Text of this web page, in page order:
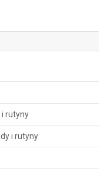
i rutyny
i rutyny